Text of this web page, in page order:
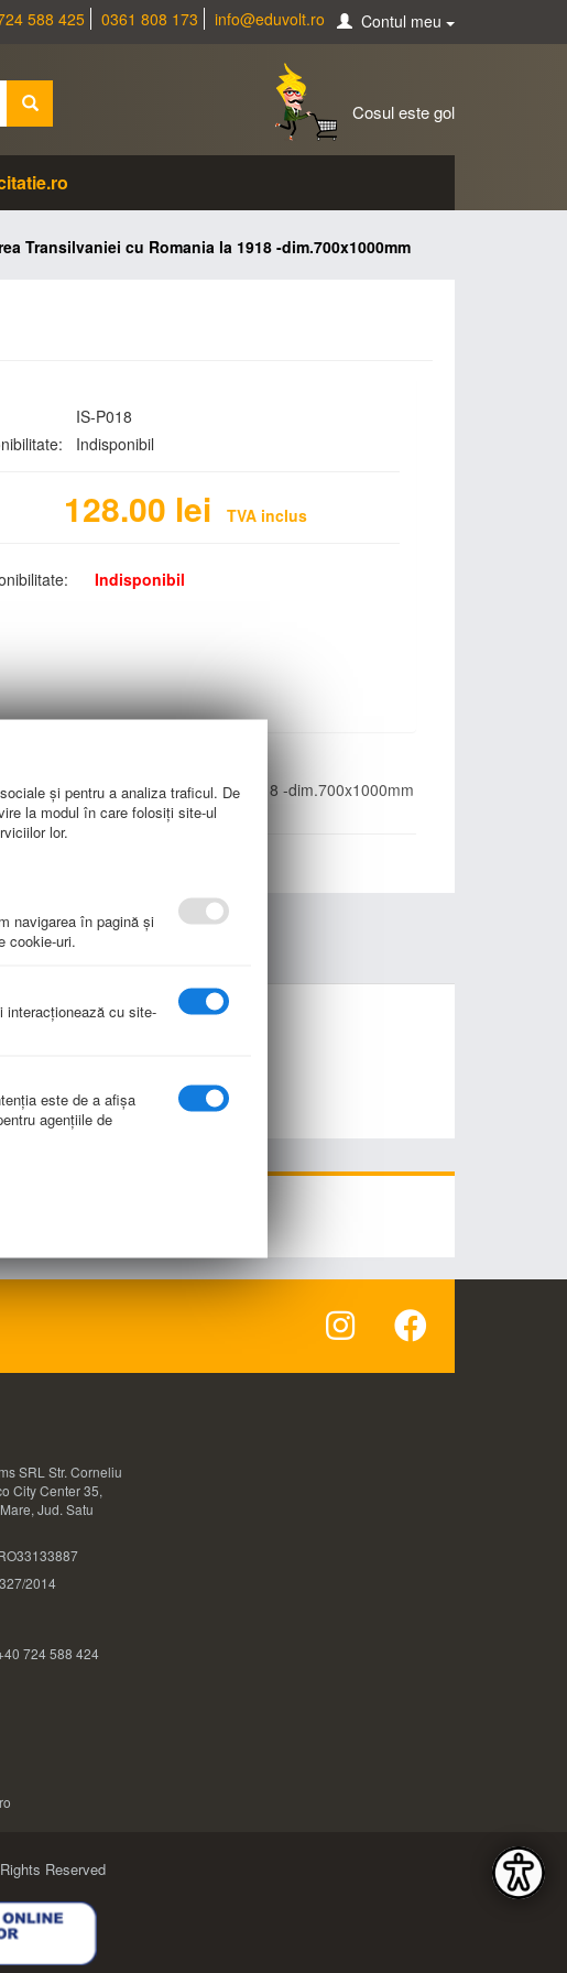
588 425 0361 808 173 info@eduvolt.ro Contul meu
Cosul este gol
Transilvaniei cu Romania la 1918 -dim.700x1000mm
IS-P018
Indisponibil
128.00 lei TVA inclus
Indisponibil
Transilvaniei cu Romania la 1918 -dim.700x1000mm
SRL Str. Corneliu
City Center 35,
Jud. Satu
2014
724 588 424
Reserved
și pentru a analiza traficul. De
la modul în care folosiți site-ul
lor.
navigarea în pagină şi
cookie-uri.
interacţionează cu site-
este de a afişa
agenţiile de